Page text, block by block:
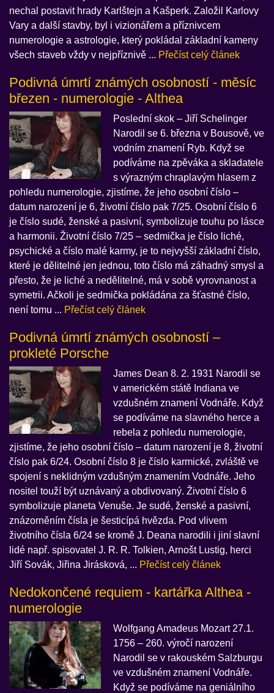
nechal postavit hrady Karlštejn a Kašperk. Založil Karlovy
Vary a další stavby, byl i vizionářem a příznivcem
numerologie a astrologie, který pokládal základní kameny
všech staveb vždy v nejpříznivě ... Přečíst celý článek
Podivná úmrtí známých osobností - měsíc
březen - numerologie - Althea
Poslední skok – Jiří Schelinger
Narodil se 6. března v Bousově, ve
vodním znamení Ryb. Když se
podíváme na zpěváka a skladatele
s výrazným chraplavým hlasem z
pohledu numerologie, zjistíme, že jeho osobní číslo –
datum narození je 6, životní číslo pak 7/25. Osobní číslo 6
je číslo sudé, ženské a pasivní, symbolizuje touhu po lásce
a harmonii. Životní číslo 7/25 – sedmička je číslo liché,
psychické a číslo malé karmy, je to nejvyšší základní číslo,
které je dělitelné jen jednou, toto číslo má záhadný smysl a
přesto, že je liché a nedělitelné, má v sobě vyrovnanost a
symetrii. Ačkoli je sedmička pokládána za šťastné číslo,
není tomu ... Přečíst celý článek
Podivná úmrtí známých osobností –
prokleté Porsche
James Dean 8. 2. 1931 Narodil se
v americkém státě Indiana ve
vzdušném znamení Vodnáře. Když
se podíváme na slavného herce a
rebela z pohledu numerologie,
zjistíme, že jeho osobní číslo – datum narození je 8, životní
číslo pak 6/24. Osobní číslo 8 je číslo karmické, zvláště ve
spojení s neklidným vzdušným znamením Vodnáře. Jeho
nositel touží být uznávaný a obdivovaný. Životní číslo 6
symbolizuje planeta Venuše. Je sudé, ženské a pasivní,
znázorněním čísla je šesticípá hvězda. Pod vlivem
životního čísla 6/24 se kromě J. Deana narodili i jiní slavní
lidé např. spisovatel J. R. R. Tolkien, Arnošt Lustig, herci
Jiří Sovák, Jiřina Jirásková, ... Přečíst celý článek
Nedokončené requiem - kartářka Althea -
numerologie
Wolfgang Amadeus Mozart 27.1.
1756 – 260. výročí narození
Narodil se v rakouském Salzburgu
ve vzdušném znamení Vodnáře.
Když se podíváme na geniálního